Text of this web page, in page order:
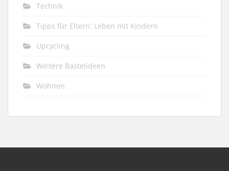
Technik
Tipps für Eltern: Leben mit Kindern
Upcycling
Weitere Bastelideen
Wohnen